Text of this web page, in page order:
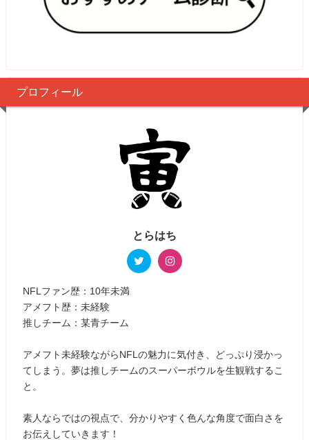
プロフィール
とらはち
NFLファン歴：10年未満
アメフト歴：未経験
推しチーム：某青チーム
アメフト未経験ながらNFLの魅力に気付き、どっぷり浸かっ
てしまう。夢は推しチームのスーパーボウルを生観戦するこ
と。
素人ならではの視点で、分かりやすく色んな角度で面白さを
お伝えしていきます！